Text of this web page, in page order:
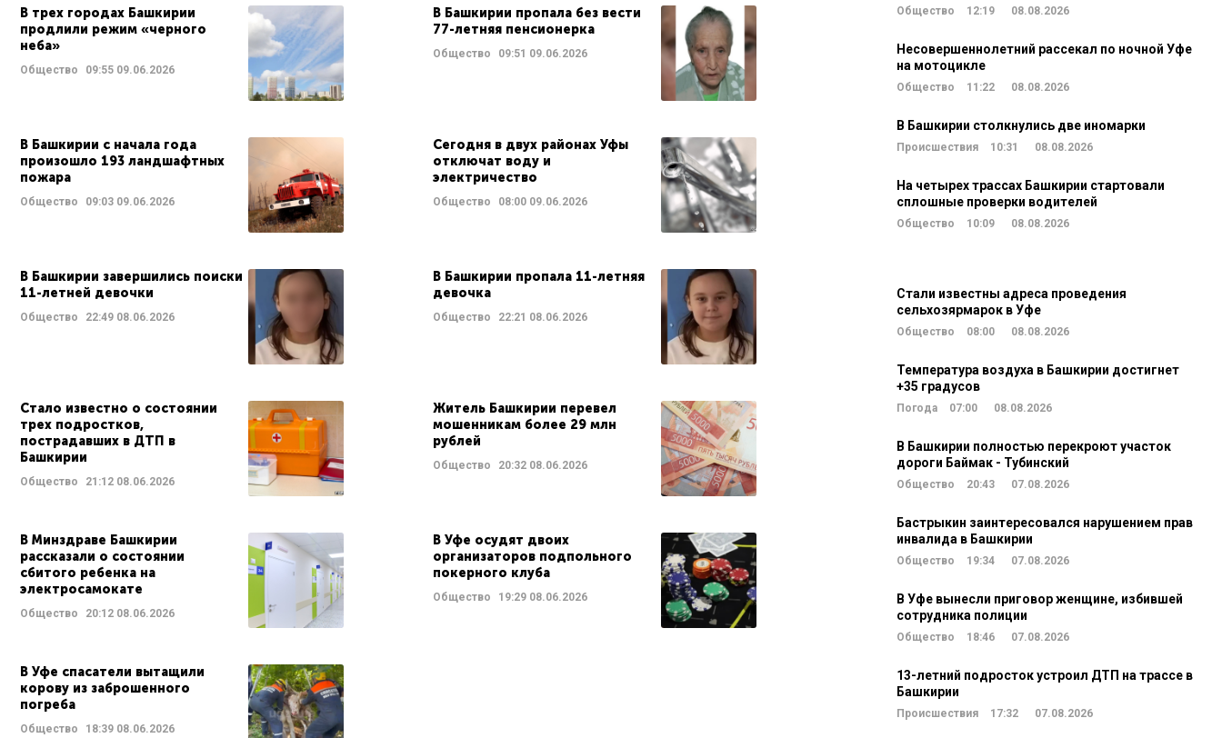
В трех городах Башкирии
продлили режим «черного
неба»
Общество 09:55 09.06.2026
В Башкирии пропала без вести
77-летняя пенсионерка
Общество 09:51 09.06.2026
В Башкирии с начала года
произошло 193 ландшафтных
пожара
Общество 09:03 09.06.2026
Сегодня в двух районах Уфы
отключат воду и
электричество
Общество 08:0009.06.2026
В Башкирии завершились поиски
11-летней девочки
Общество 22:49 08.06.2026
В Башкирии пропала 11-летняя
девочка
Общество 22:21 08.06.2026
Стало известно о состоянии
трех подростков,
пострадавших в ДТП в
Башкирии
Общество 21:12 08.06.2026
Житель Башкирии перевел
мошенникам более 29 млн
рублей
Общество 20:3208.06.2026
В Минздраве Башкирии
рассказали о состоянии
сбитого ребенка на
электросамокате
Общество 20:12 08.06.2026
В Уфе осудят двоих
организаторов подпольного
покерного клуба
Общество 19:2908.06.2026
В Уфе спасатели вытащили
корову из заброшенного
погреба
Общество 18:39 08.06.2026
Общество 12:19 08.08.2026
Несовершеннолетний рассекал по ночной Уфе
на мотоцикле
Общество 11:22 08.08.2026
В Башкирии столкнулись две иномарки
Происшествия 10:31 08.08.2026
На четырех трассах Башкирии стартовали
сплошные проверки водителей
Общество 10:09 08.08.2026
Стали известны адреса проведения
сельхозярмарок в Уфе
Общество 08:00 08.08.2026
Температура воздуха в Башкирии достигнет
+35 градусов
Погода 07:00 08.08.2026
В Башкирии полностью перекроют участок
дороги Баймак - Тубинский
Общество 20:43 07.08.2026
Бастрыкин заинтересовался нарушением прав
инвалида в Башкирии
Общество 19:34 07.08.2026
В Уфе вынесли приговор женщине, избившей
сотрудника полиции
Общество 18:46 07.08.2026
13-летний подросток устроил ДТП на трассе в
Башкирии
Происшествия 17:32 07.08.2026